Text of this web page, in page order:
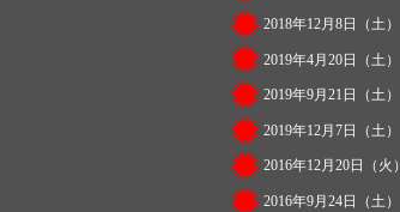
2018年12月8日（土）
2019年4月20日（土）
2019年9月21日（土）
2019年12月7日（土）
2016年12月20日（火）
2016年9月24日（土）